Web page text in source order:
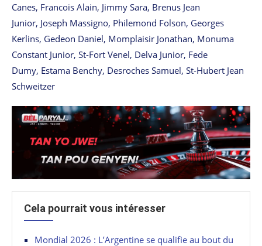
Canes, Francois Alain, Jimmy Sara, Brenus Jean
Junior, Joseph Massigno, Philemond Folson, Georges
Kerlins, Gedeon Daniel, Momplaisir Jonathan, Monuma
Constant Junior, St-Fort Venel, Delva Junior, Fede
Dumy, Estama Benchy, Desroches Samuel, St-Hubert Jean
Schweitzer
Cela pourrait vous intéresser
Mondial 2026 : L’Argentine se qualifie au bout du